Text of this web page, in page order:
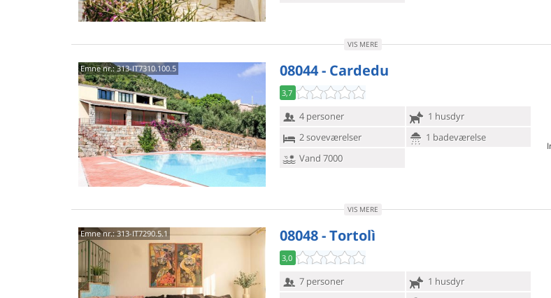
VIS MERE
Emne nr.:313-IT7310.100.5 08044 - Cardedu
3,7
4 personer
1 husdyr
2 soveværelser
1 badeværelse
Vand 7000
VIS MERE
Emne nr.:313-IT7290.5.1 08048 - Tortolì
3,0
7 personer
1 husdyr